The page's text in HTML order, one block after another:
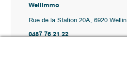
Wellimmo
Rue de la Station 20A, 6920 Wellin
0487 76 21 22